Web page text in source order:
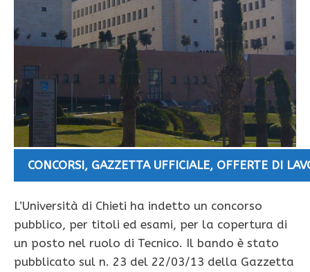
CONCORSI, GAZZETTA UFFICIALE, OFFERTE DI
L’Università di Chieti ha indetto un concorso
pubblico, per titoli ed esami, per la copertura di
un posto nel ruolo di Tecnico. Il bando è stato
pubblicato sul n. 23 del 22/03/13 della Gazzetta